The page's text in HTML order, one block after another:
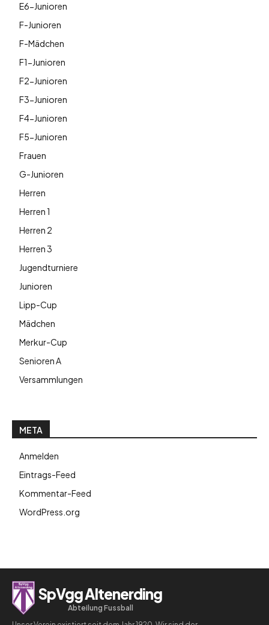
E6-Junioren
F-Junioren
F-Mädchen
F1-Junioren
F2-Junioren
F3-Junioren
F4-Junioren
F5-Junioren
Frauen
G-Junioren
Herren
Herren 1
Herren 2
Herren 3
Jugendturniere
Junioren
Lipp-Cup
Mädchen
Merkur-Cup
Senioren A
Versammlungen
META
Anmelden
Eintrags-Feed
Kommentar-Feed
WordPress.org
SpVgg Altenerding
Abteilung Fussball